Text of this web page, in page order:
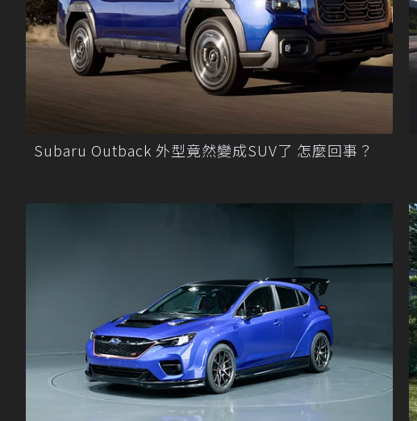
Subaru Outback 外型竟然變成SUV了 怎麼回事？